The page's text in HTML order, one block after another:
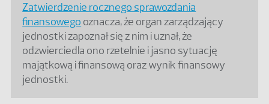
Zatwierdzenie rocznego sprawozdania
finansowego oznacza, że organ zarządzający
jednostki zapoznał się z nim i uznał, że
odzwierciedla ono rzetelnie i jasno sytuację
majątkową i finansową oraz wynik finansowy
jednostki.